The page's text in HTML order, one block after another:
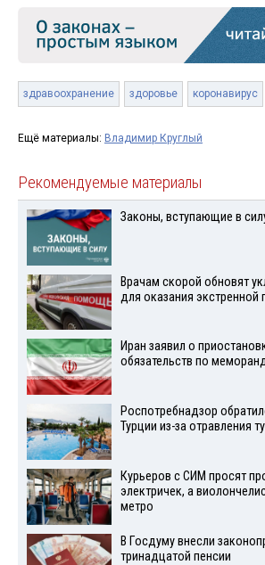
здравоохранение здоровье коронавирус
Ещё материалы: Владимир Круглый
Рекомендуемые материалы
Законы, вступающие в
Врачам скорой обновят
для оказания
Иран заявил о
обязательств по
Роспотребнадзор
Турции из-за отравления
Курьеров с СИМ просят
электричек, а
метро
В Госдуму внесли
тринадцатой пенсии